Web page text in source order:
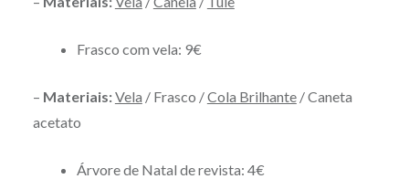
Frasco com vela: 9€
– Materiais:Vela / Frasco /Cola Brilhante/ Caneta
acetato
Árvore de Natal de revista: 4€